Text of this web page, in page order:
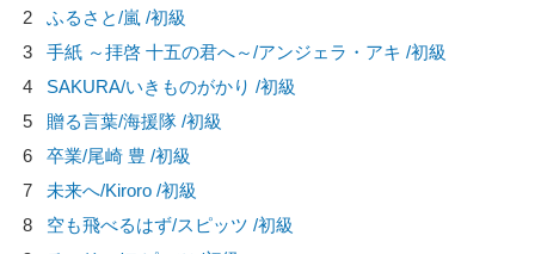
2
ふるさと/嵐 /初級
3
手紙 ～拝啓 十五の君へ～/アンジェラ・アキ /初級
4
SAKURA/いきものがかり /初級
5
贈る言葉/海援隊 /初級
6
卒業/尾崎 豊 /初級
7
未来へ/Kiroro /初級
8
空も飛べるはず/スピッツ /初級